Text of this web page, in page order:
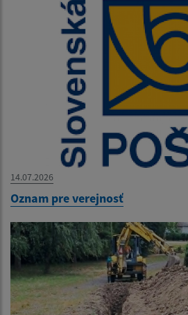
14.07.2026
Oznam pre verejnosť